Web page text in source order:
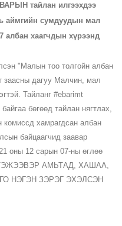
тайлан илгээхдээ
аймгийн сумдуудын мал
албан хаагчдын хүрээнд
"Малын тоо толгойн албан
заасны дагуу Малчин, мал
Тайланг #ebarimt
бөгөөд тайлан нягтлах,
комиссд хамрагдсан албан
байцаагчид заавар
оны 12 сарын 07-ны өглөө
АМЬТАД, ХАШАА,
НЭГЭН ЗЭРЭГ ЭХЭЛСЭН